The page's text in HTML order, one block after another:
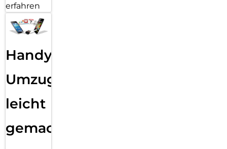
erfahren
Handy
Umzug
leicht
gemacht!